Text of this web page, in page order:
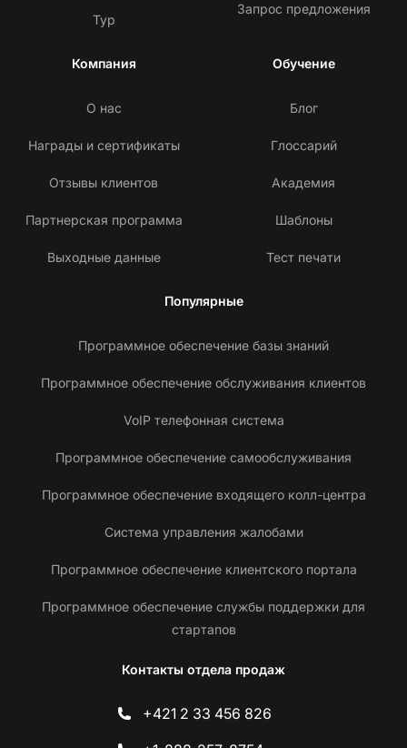
Тур
Запрос предложения
Компания
О нас
Награды и сертификаты
Отзывы клиентов
Партнерская программа
Выходные данные
Обучение
Блог
Глоссарий
Академия
Шаблоны
Тест печати
Популярные
Программное обеспечение базы знаний
Программное обеспечение обслуживания клиентов
VoIP телефонная система
Программное обеспечение самообслуживания
Программное обеспечение входящего колл-центра
Система управления жалобами
Программное обеспечение клиентского портала
Программное обеспечение службы поддержки для
стартапов
Контакты отдела продаж
+421 2 33 456 826